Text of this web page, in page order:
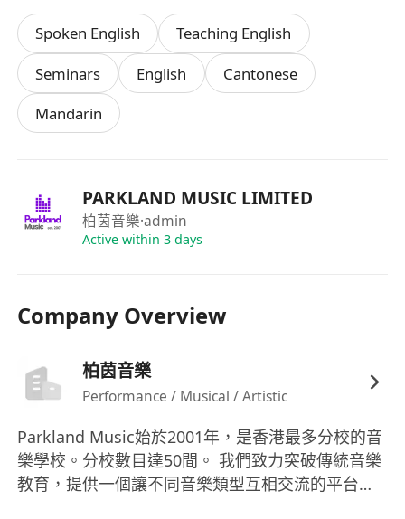
業！
想加入我哋？快啲聯絡我哋啦！
（申請資料絕對保密，只作招聘用途）
Spoken English
Teaching English
Seminars
English
Cantonese
Mandarin
PARKLAND MUSIC LIMITED
柏茵音樂·admin
Active within 3 days
Company Overview
柏茵音樂
Performance / Musical / Artistic
Parkland Music始於2001年，是香港最多分校的音
樂學校。分校數目達50間。 我們致力突破傳統音樂
教育，提供一個讓不同音樂類型互相交流的平台。